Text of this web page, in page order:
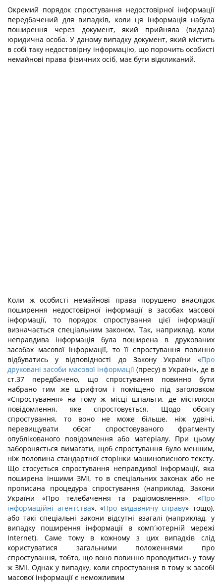
Окремий порядок спростування недостовірної інформації
передбачений для випадків, коли ця інформація набула
поширення через документ, який прийняла (видала)
юридична особа. У даному випадку документ, який містить
в собі таку недостовірну інформацію, що порочить особисті
немайнові права фізичних осіб, має бути відкликаний.
Коли ж особисті немайнові права порушено внаслідок
поширення недостовірної інформації в засобах масової
інформації, то порядок спростування цієї інформації
визначається спеціальним законом. Так, наприклад, коли
неправдива інформація була поширена в друкованих
засобах масової інформації, то її спростування повинно
відбуватись у відповідності до Закону України «Про
друковані засоби масової інформації(пресу) в Україні», де в
ст.37 передбачено, що спростування повинно бути
набрано тим же шрифтом і поміщено під заголовком
«Спростування» на тому ж місці шпальти, де містилося
повідомлення, яке спростовується. Щодо обсягу
спростування, то воно не може більше, ніж удвічі,
перевищувати обсяг спростовуваного фрагменту
опублікованого повідомлення або матеріалу. При цьому
забороняється вимагати, щоб спростування було меншим,
ніж половина стандартної сторінки машинописного тексту.
Що стосується спростування неправдивої інформації, яка
поширена іншими ЗМІ, то в спеціальних законах або не
прописана процедура спростування (наприклад, Закони
України «Про телебачення та радіомовлення», «Про
інформаційні агентства», «Про видавничу справу» тощо),
або такі спеціальні закони відсутні взагалі (наприклад, у
випадку поширення інформації в комп´ютерній мережі
Internet). Саме тому в кожному з цих випадків слід
користуватися загальними положеннями про
спростування, тобто, що воно повинно проводитись у тому
ж ЗМІ. Однак у випадку, коли спростування в тому ж засобі
масової інформації є неможливим